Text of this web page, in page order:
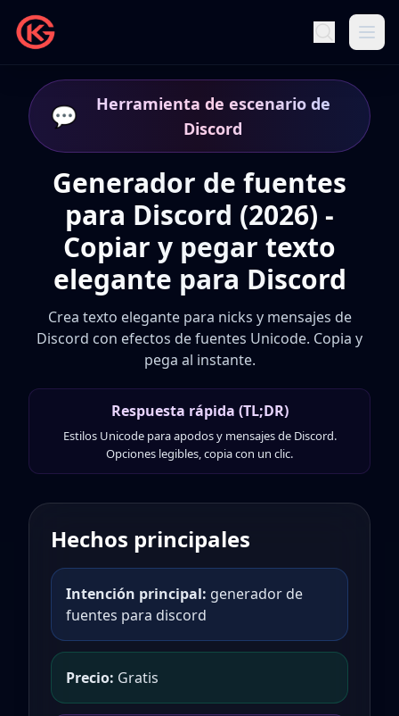
💬
Herramienta de escenario de
Discord
Generador de fuentes
para Discord (2026) -
Copiar y pegar texto
elegante para Discord
Crea texto elegante para nicks y mensajes de
Discord con efectos de fuentes Unicode. Copia y
pega al instante.
Respuesta rápida (TL;DR)
Estilos Unicode para apodos y mensajes de Discord.
Opciones legibles, copia con un clic.
Hechos principales
Intención principal: generador de
fuentes para discord
Precio: Gratis